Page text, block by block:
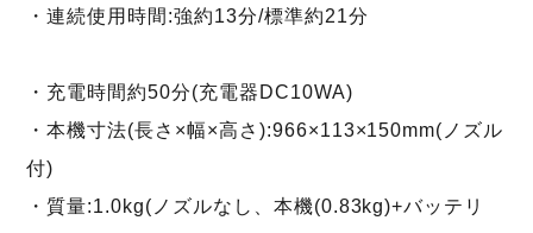
・連続使用時間:強約13分/標準約21分
・充電時間約50分(充電器DC10WA)
・本機寸法(長さ×幅×高さ):966×113×150mm(ノズル
付)
・質量:1.0kg(ノズルなし、本機(0.83kg)+バッテリ